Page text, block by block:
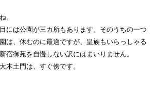
。
には公園が三カ所もあります。そのうちの一つ
は、休むのに最適ですが、皇族もいらっしゃる
宿御苑を自慢しない訳にはまいりません。
木土門は、すぐ傍です。